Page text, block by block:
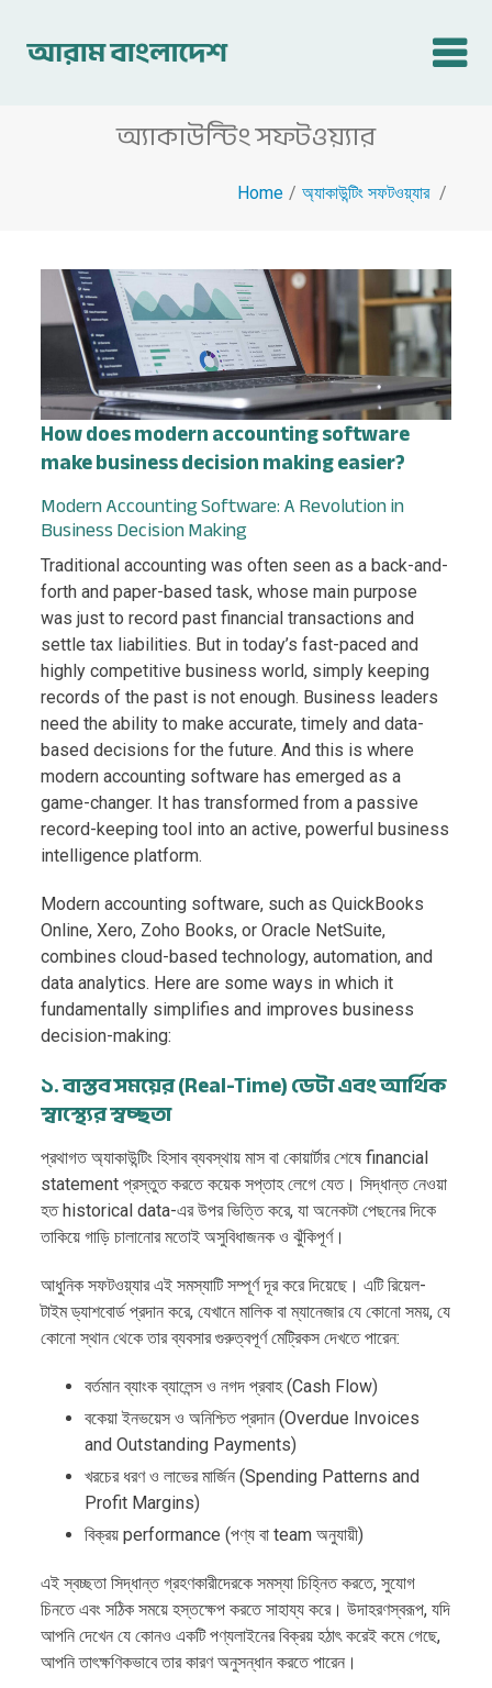
অ্যাকাউন্টিং সফটওয়্যার
Home অ্যাকাউন্টিং সফটওয়্যার /
How does modern accounting software
make business decision making easier?
Modern Accounting Software: A Revolution in
Business Decision Making
Traditional accounting was often seen as a back-and-
forth and paper-based task, whose main purpose
was just to record past financial transactions and
settle tax liabilities. But in today’s fast-paced and
highly competitive business world, simply keeping
records of the past is not enough. Business leaders
need the ability to make accurate, timely and data-
based decisions for the future. And this is where
modern accounting software has emerged as a
game-changer. It has transformed from a passive
record-keeping tool into an active, powerful business
intelligence platform.
Modern accounting software, such as QuickBooks
Online, Xero, Zoho Books, or Oracle NetSuite,
combines cloud-based technology, automation, and
data analytics. Here are some ways in which it
fundamentally simplifies and improves business
decision-making:
১. বাস্তব সময়ের (Real-Time) ডেটা এবং আর্থিক
স্বাস্থ্যের স্বচ্ছতা
প্রথাগত অ্যাকাউন্টিং হিসাব ব্যবস্থায় মাস বা কোয়ার্টার শেষে financial
statement প্রস্তুত করতে কয়েক সপ্তাহ লেগে যেত। সিদ্ধান্ত নেওয়া
হত historical data-এর উপর ভিত্তি করে, যা অনেকটা পেছনের দিকে
তাকিয়ে গাড়ি চালানোর মতোই অসুবিধাজনক ও ঝুঁকিপূর্ণ।
আধুনিক সফটওয়্যার এই সমস্যাটি সম্পূর্ণ দূর করে দিয়েছে। এটি রিয়েল-
টাইম ড্যাশবোর্ড প্রদান করে, যেখানে মালিক বা ম্যানেজার যে কোনো সময়, যে
কোনো স্থান থেকে তার ব্যবসার গুরুত্বপূর্ণ মেট্রিকস দেখতে পারেন:
বর্তমান ব্যাংক ব্যালেন্স ও নগদ প্রবাহ (Cash Flow)
বকেয়া ইনভয়েস ও অনিশ্চিত প্রদান (Overdue Invoices
and Outstanding Payments)
খরচের ধরণ ও লাভের মার্জিন (Spending Patterns and
Profit Margins)
বিক্রয় performance (পণ্য বা team অনুযায়ী)
এই স্বচ্ছতা সিদ্ধান্ত গ্রহণকারীদেরকে সমস্যা চিহ্নিত করতে, সুযোগ
চিনতে এবং সঠিক সময়ে হস্তক্ষেপ করতে সাহায্য করে। উদাহরণস্বরূপ, যদি
আপনি দেখেন যে কোনও একটি পণ্যলাইনের বিক্রয় হঠাৎ করেই কমে গেছে,
আপনি তাৎক্ষণিকভাবে তার কারণ অনুসন্ধান করতে পারেন।